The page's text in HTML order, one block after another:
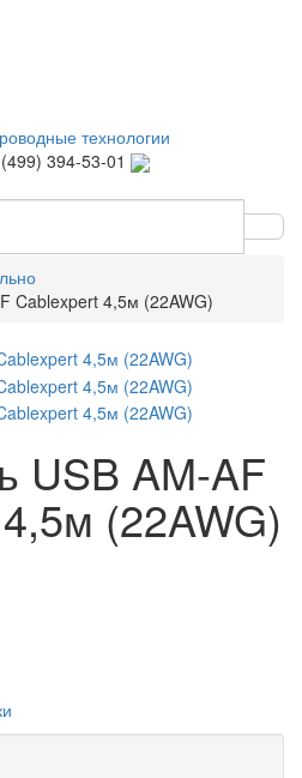
394-53-01
Cablexpert 4,5м (22AWG)
USB AM-AF
(22AWG)